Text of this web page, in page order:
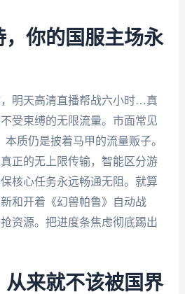
，你的国服主场永
明天高清直播帮战六小时…真
受束缚的无限流量。市面常见
质仍是披着马甲的流量贩子。
正的无上限传输，智能区分游
核心任务永远畅通无阻。就算
和开着《幻兽帕鲁》自动战
资源。把进度条焦虑彻底踢出
从来就不该被国界